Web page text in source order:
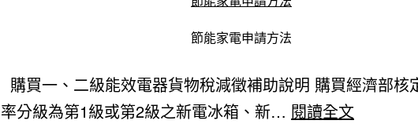
節能家電申請方法
購買一、二級能效電器貨物稅減徵補助說明 購買經濟部核
率分級為第1級或第2級之新電冰箱、新… 閱讀全文